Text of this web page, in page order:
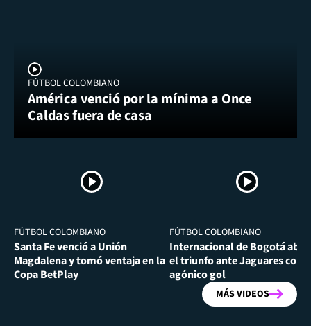
FÚTBOL COLOMBIANO
América venció por la mínima a Once
Caldas fuera de casa
FÚTBOL COLOMBIANO
Santa Fe venció a Unión
Magdalena y tomó ventaja en la
Copa BetPlay
FÚTBOL COLOMBIANO
Internacional de Bogotá
el triunfo ante Jaguares con
agónico gol
MÁS VIDEOS